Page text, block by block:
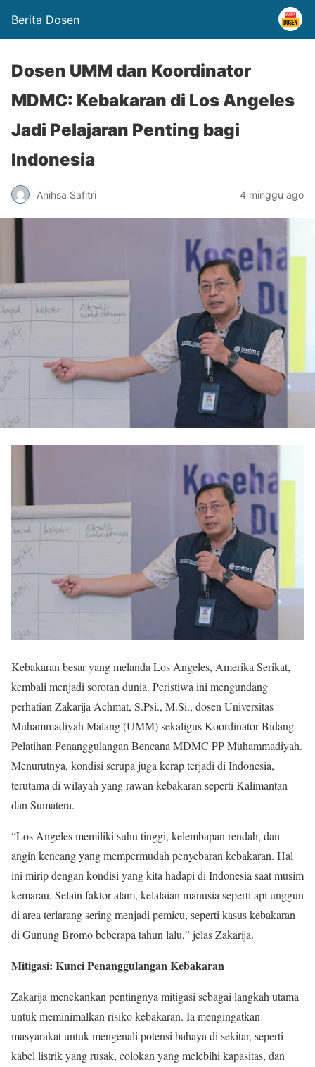
Berita Dosen
Dosen UMM dan Koordinator
MDMC: Kebakaran di Los Angeles
Jadi Pelajaran Penting bagi
Indonesia
Anihsa Safitri 4 minggu ago
Kebakaran besar yang melanda Los Angeles, Amerika Serikat,
kembali menjadi sorotan dunia. Peristiwa ini mengundang
perhatian Zakarija Achmat, S.Psi., M.Si., dosen Universitas
Muhammadiyah Malang (UMM) sekaligus Koordinator Bidang
Pelatihan Penanggulangan Bencana MDMC PP Muhammadiyah.
Menurutnya, kondisi serupa juga kerap terjadi di Indonesia,
terutama di wilayah yang rawan kebakaran seperti Kalimantan
dan Sumatera.
“Los Angeles memiliki suhu tinggi, kelembapan rendah, dan
angin kencang yang mempermudah penyebaran kebakaran. Hal
ini mirip dengan kondisi yang kita hadapi di Indonesia saat musim
kemarau. Selain faktor alam, kelalaian manusia seperti api unggun
di area terlarang sering menjadi pemicu, seperti kasus kebakaran
di Gunung Bromo beberapa tahun lalu,” jelas Zakarija.
Mitigasi: Kunci Penanggulangan Kebakaran
Zakarija menekankan pentingnya mitigasi sebagai langkah utama
untuk meminimalkan risiko kebakaran. Ia mengingatkan
masyarakat untuk mengenali potensi bahaya di sekitar, seperti
kabel listrik yang rusak, colokan yang melebihi kapasitas, dan